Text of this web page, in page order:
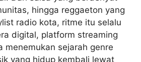
hingga reggaeton yang
radio kota, ritme itu selalu
digital, platform streaming
menemukan sejarah genre
yang hidup kembali lewat